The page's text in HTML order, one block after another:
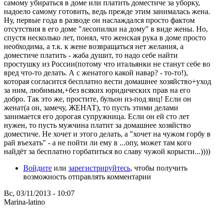
самому убираться в доме или платить доместиче за уборку,
надоело самому готовить, ведь прежде этим занималась жена.
Ну, первые года в разводе он наслаждался просто фактом
отсутствия в его доме "лесопилки на дому" в виде жены. Но,
спустя несколько лет, понял, что женская рука в доме просто
необходима, а т.к. к жене возвращаться нет желания, а
доместиче платить - жаба душит, то надо себе найти
простушку из России(потому что итальянки не станут себе во
вред что-то делать. А с женатого какой навар? - то-то!),
которая согласится бесплатно вести домашнее хозяйство+уход
за ним, любимым,+без всяких юридических прав на его
добро. Так это же, простите, бульон из-под яиц! Если он
женат(а он, замечу, ЖЕНАТ), то пусть этими делами
занимается его дорогая супружница. Если он ей сто лет
нужен, то пусть мужчина платит за домашнее хозяйство
доместиче. Не хочет и этого делать, а "хочет на чужом горбу в
рай въехать" - а не пойти ли ему в ...опу, может там кого
найдёт за бесплатно горбатиться во славу чужой корысти...))))
Войдите или зарегистрируйтесь, чтобы получить
возможность отправлять комментарии
Вс, 03/11/2013 - 10:07
Marina-latino